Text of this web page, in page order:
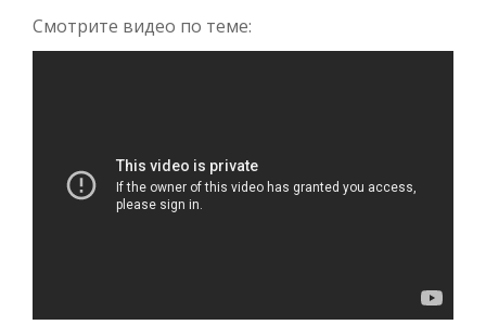
Смотрите видео по теме: